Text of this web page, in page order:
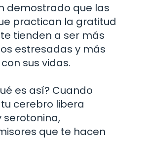
demostrado que las
practican la gratitud
tienden a ser más
estresadas y más
sus vidas.
es así? Cuando
cerebro libera
que te hacen